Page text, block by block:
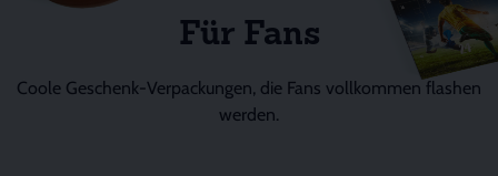
Für Fans
Coole Geschenk-Verpackungen, die Fans vollkommen flashen
werden.